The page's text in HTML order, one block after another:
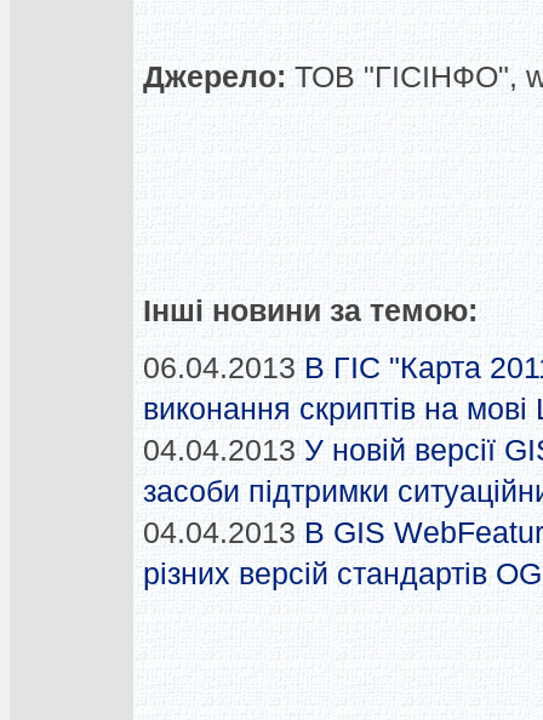
Джерело: ТОВ "ГІСІНФО",
Інші новини за темою:
06.04.2013 В ГІС "Карта
виконання скриптів на мові
04.04.2013 У новій версії
засоби підтримки
04.04.2013 В GIS
різних версій стандартів